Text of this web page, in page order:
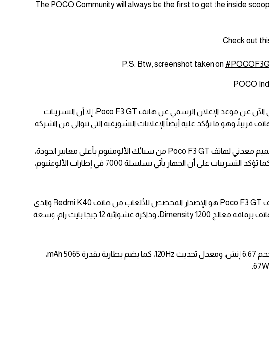
The POCO Community will always be the first to get the inside
Check out
P.S. Btw, screenshot taken on
لم تكشف Poco بشكل رسمي حتى الآن عن موعد الإعلان الرسمي عن هاتف Poco F3 GT، إلا أن التسريبات
وهو ما تؤكد عليه أيضاً الإعلانات التشويقية التي تتوالى من الشركة.
ويؤكد إعلان تشويقي جديد على تصميم معدني لهاتف Poco F3 GT من سبائك الألومنيوم بأعلى معايير الجودة،
كما يتميز بحواف بمستويات ثلاثية، كما تؤكد التسريبات على أن الجهاز يأتي بسلسلة 7000 في إطارات الألومنيوم،
يذكر أن التسريبات تشير إلى أن هاتف Poco F3 GT هو الإصدار المخصص للألعاب من هاتف Redmi K40 والذي
ينطلق في السوق الهندي، ويأتي الهاتف برقاقة معالج Dimensity 1200، وذاكرة عشوائية 12 جيجا بايت رام، وسعة
أيضاً يضم الهاتف شاشة OLED بحجم 6.67 إنش، ومعدل تحديث 120Hz، كما يضم بطارية بقدرة 5065 mAh،